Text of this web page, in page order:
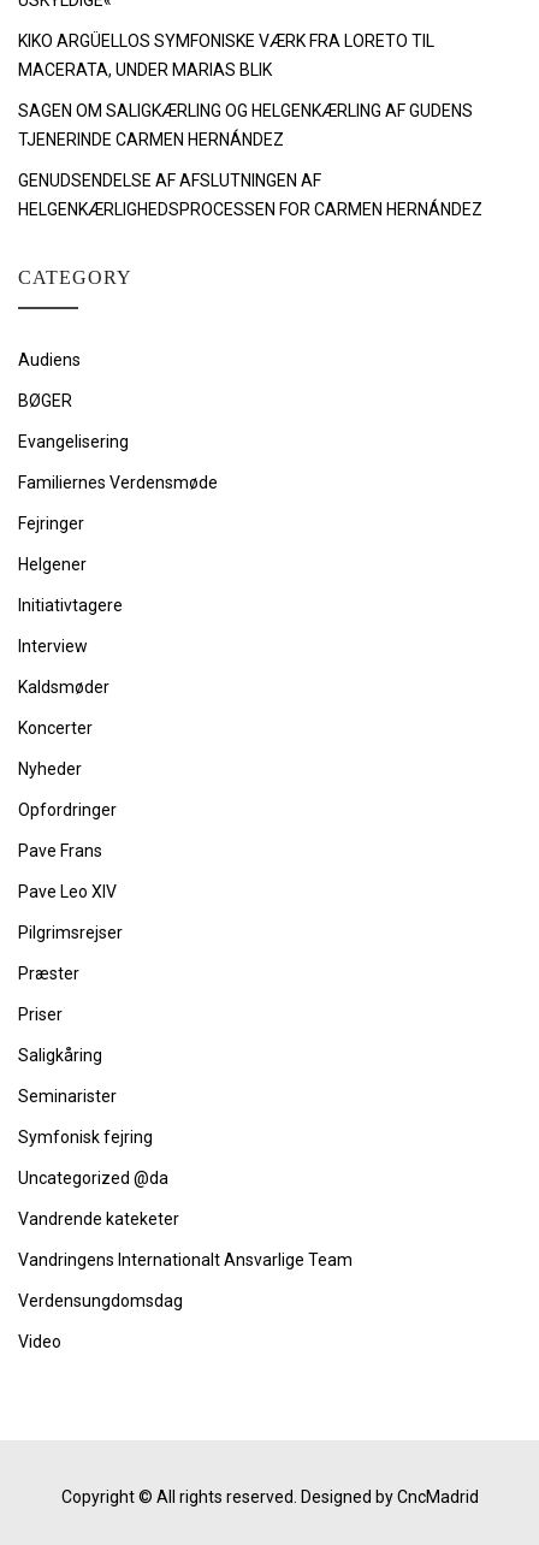
KIKO ARGÜELLOS SYMFONISKE VÆRK FRA LORETO TIL
MACERATA, UNDER MARIAS BLIK
SAGEN OM SALIGKÆRLING OG HELGENKÆRLING AF GUDENS
TJENERINDE CARMEN HERNÁNDEZ
GENUDSENDELSE AF AFSLUTNINGEN AF
HELGENKÆRLIGHEDSPROCESSEN FOR CARMEN HERNÁNDEZ
CATEGORY
Audiens
BØGER
Evangelisering
Familiernes Verdensmøde
Fejringer
Helgener
Initiativtagere
Interview
Kaldsmøder
Koncerter
Nyheder
Opfordringer
Pave Frans
Pave Leo XIV
Pilgrimsrejser
Præster
Priser
Saligkåring
Seminarister
Symfonisk fejring
Uncategorized @da
Vandrende kateketer
Vandringens Internationalt Ansvarlige Team
Verdensungdomsdag
Video
Copyright © All rights reserved. Designed by CncMadrid